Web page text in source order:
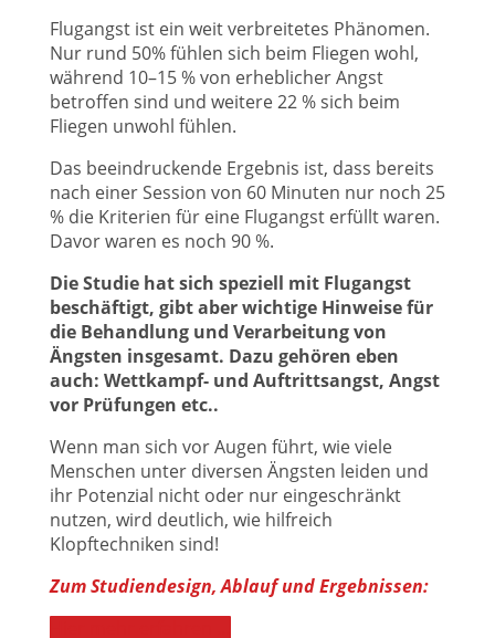
Flugangst ist ein weit verbreitetes Phänomen.
Nur rund 50% fühlen sich beim Fliegen wohl,
während 10–15 % von erheblicher Angst
betroffen sind und weitere 22 % sich beim
Fliegen unwohl fühlen.
Das beeindruckende Ergebnis ist, dass bereits
nach einer Session von 60 Minuten nur noch 25
% die Kriterien für eine Flugangst erfüllt waren.
Davor waren es noch 90 %.
Die Studie hat sich speziell mit Flugangst
beschäftigt, gibt aber wichtige Hinweise für
die Behandlung und Verarbeitung von
Ängsten insgesamt. Dazu gehören eben
auch: Wettkampf- und Auftrittsangst, Angst
vor Prüfungen etc..
Wenn man sich vor Augen führt, wie viele
Menschen unter diversen Ängsten leiden und
ihr Potenzial nicht oder nur eingeschränkt
nutzen, wird deutlich, wie hilfreich
Klopftechniken sind!
Zum Studiendesign, Ablauf und Ergebnissen: